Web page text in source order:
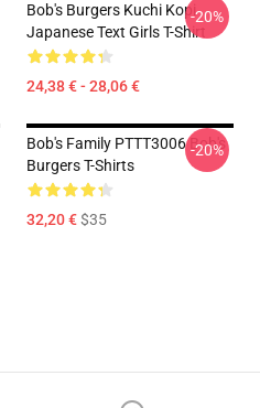
Bob's Burgers Kuchi Kopi
Japanese Text Girls T-Shirt
24,38 € - 28,06 €
-20%
Bob's Family PTTT3006 Bob's
Burgers T-Shirts
32,20 €$35
-20%